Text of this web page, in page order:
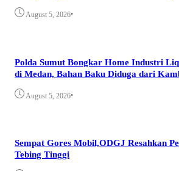
August 5, 2026•
Polda Sumut Bongkar Home Industri
di Medan, Bahan Baku Diduga dari
August 5, 2026•
Sempat Gores Mobil,ODGJ Resahkan
Tebing Tinggi